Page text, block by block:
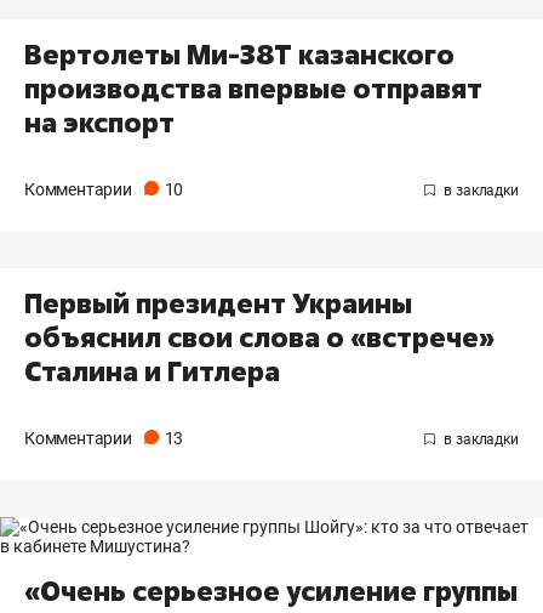
Вертолеты Ми-38Т казанского
производства впервые отправят
на экспорт
Комментарии 10
Первый президент Украины
объяснил свои слова о «встрече»
Сталина и Гитлера
Комментарии 13
«Очень серьезное усиление группы